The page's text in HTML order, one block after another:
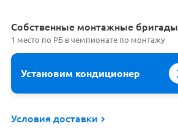
Cобственные монтажные бригады
1 место по РБ в чемпионате по монтажу
Установим кондиционер
Условия доставки